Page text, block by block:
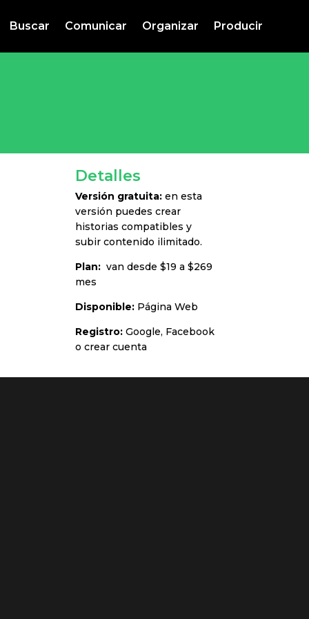
Buscar Comunicar Organizar Producir
Detalles
Versión gratuita:en esta
versión puedes crear
historias compatibles y
subir contenido ilimitado.
Plan:van desde $19 a $269
mes
Disponible: Página Web
Registro: Google, Facebook
o crear cuenta